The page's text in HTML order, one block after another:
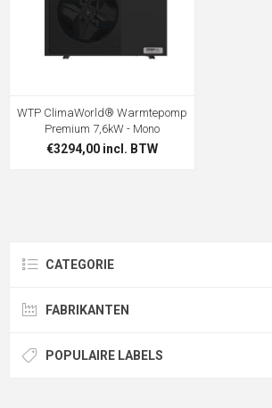
WTP ClimaWorld® Warmtepomp
Premium 7,6kW - Mono
€3294,00 incl. BTW
CATEGORIE
FABRIKANTEN
POPULAIRE LABELS